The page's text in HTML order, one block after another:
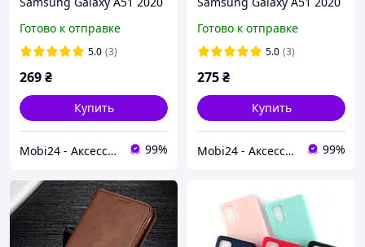
поверхностью (Разные
цвета)
Готово к отправке
5.0 (3)
269₴
Купить
Mobi24 - Аксессуары для смартфонов 99%
(Разные цвета)
Готово к отправке
5.0 (3)
275₴
Купить
Mobi24 - Аксессуары для смартфонов 99%